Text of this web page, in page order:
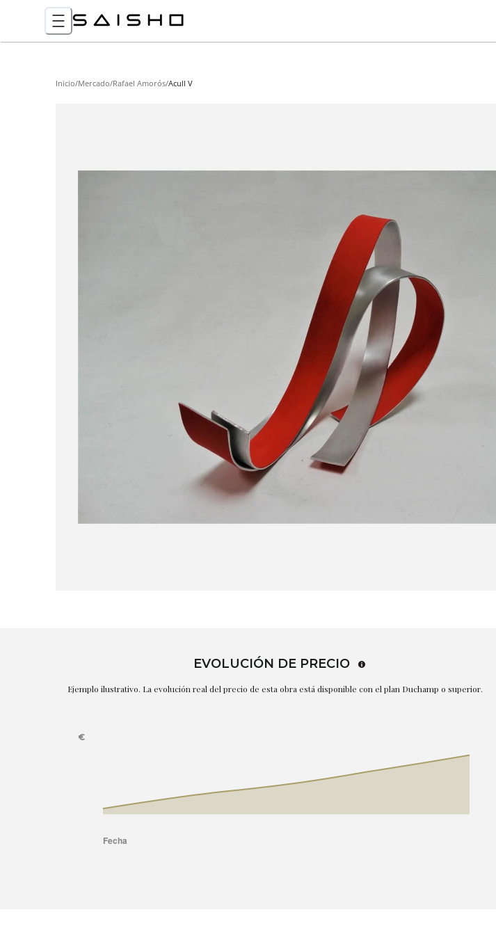
Inicio/Mercado/Rafael Amorós/Acull V
EVOLUCIÓN DE PRECIO
Ejemplo ilustrativo. La evolución real del precio de esta obra está disponible con el plan Duchamp o superior.